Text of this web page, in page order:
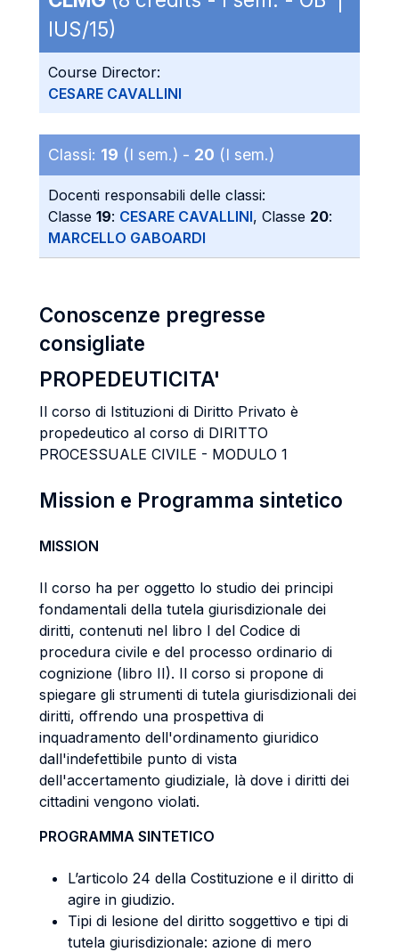
IUS/15)
Course Director:
CESARE CAVALLINI
Classi: 19 (I sem.) - 20 (I sem.)
Docenti responsabili delle classi:
Classe 19: CESARE CAVALLINI, Classe 20:
MARCELLO GABOARDI
Conoscenze pregresse
consigliate
PROPEDEUTICITA'
Il corso di Istituzioni di Diritto Privato è
propedeutico al corso di DIRITTO
PROCESSUALE CIVILE - MODULO 1
Mission e Programma sintetico
MISSION
Il corso ha per oggetto lo studio dei principi
fondamentali della tutela giurisdizionale dei
diritti, contenuti nel libro I del Codice di
procedura civile e del processo ordinario di
cognizione (libro II). Il corso si propone di
spiegare gli strumenti di tutela giurisdizionali dei
diritti, offrendo una prospettiva di
inquadramento dell'ordinamento giuridico
dall'indefettibile punto di vista
dell'accertamento giudiziale, là dove i diritti dei
cittadini vengono violati.
PROGRAMMA SINTETICO
L’articolo 24 della Costituzione e il diritto di
agire in giudizio.
Tipi di lesione del diritto soggettivo e tipi di
tutela giurisdizionale: azione di mero